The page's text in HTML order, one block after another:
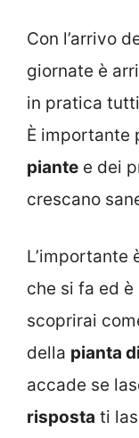
Con l’arrivo
giornate è
in pratica
È importante
piante e dei
crescano
L’importante
che si fa ed
scoprirai
della pianta
accade se
risposta ti